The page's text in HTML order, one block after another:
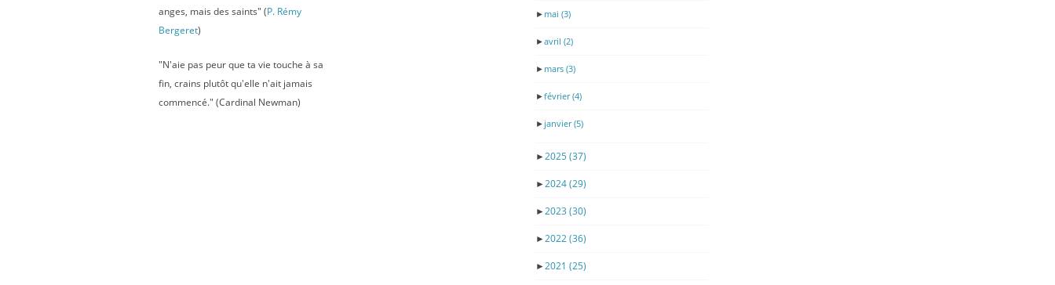
anges, mais des saints" (P. Rémy
Bergeret)
"N'aie pas peur que ta vie touche à sa
fin, crains plutôt qu'elle n'ait jamais
commencé." (Cardinal Newman)
► mai (3)
►avril (2)
► mars (3)
►février(4)
► janvier(5)
►2025(37)
►2024(29)
►2023 (30)
►2022(36)
►2021 (25)